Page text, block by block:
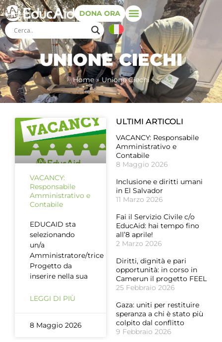
DONA ORA
UNIONE CIECHI
Home»Unione Ciechi
VACANCY:
Responsabile
Amministrativo e
Contabile
EDUCAID sta
selezionando
un/a
Amministratore/trice
Progetto da
inserire nella sua
LEGGI DI PIÙ
8 Maggio 2026
ULTIMI ARTICOLI
VACANCY: Responsabile
Amministrativo e
Contabile
8 Maggio 2026
Inclusione e diritti umani
in El Salvador
11 Marzo 2026
Fai il Servizio Civile c/o
EducAid: hai tempo fino
all’8 aprile!
2 Marzo 2026
Diritti, dignità e pari
opportunità: in corso in
Camerun il progetto FEEL
25 Febbraio 2026
Gaza: uniti per restituire
speranza a chi è stato più
colpito dal conflitto
9 Febbraio 2026